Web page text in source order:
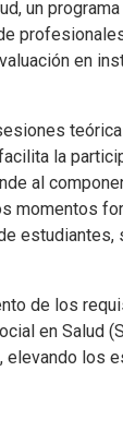
un
en
la
al
momentos
estudiantes,
de los
en Salud
los